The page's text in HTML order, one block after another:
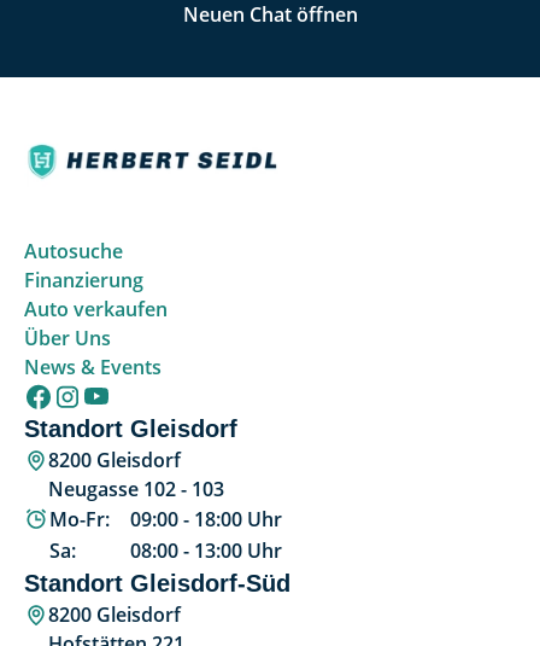
Neuen Chat öffnen
Autosuche
Finanzierung
Auto verkaufen
Über Uns
News & Events
Standort Gleisdorf
8200 Gleisdorf
Neugasse 102 - 103
Mo-Fr:
09:00- 18:00 Uhr
Sa:
08:00- 13:00 Uhr
Standort Gleisdorf-Süd
8200 Gleisdorf